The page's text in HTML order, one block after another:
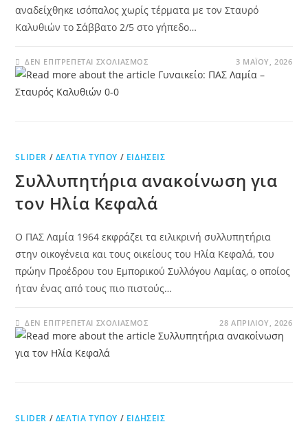
αναδείχθηκε ισόπαλος χωρίς τέρματα με τον Σταυρό
Καλυθιών το Σάββατο 2/5 στο γήπεδο…
ΔΕΝ ΕΠΙΤΡΈΠΕΤΑΙ ΣΧΟΛΙΑΣΜΌΣ 3 ΜΑΪ́ΟΥ, 2026
SLIDER / ΔΕΛΤΊΑ ΤΎΠΟΥ / ΕΙΔΉΣΕΙΣ
Συλλυπητήρια ανακοίνωση για
τον Ηλία Κεφαλά
Ο ΠΑΣ Λαμία 1964 εκφράζει τα ειλικρινή συλλυπητήρια
στην οικογένεια και τους οικείους του Ηλία Κεφαλά, του
πρώην Προέδρου του Εμπορικού Συλλόγου Λαμίας, ο οποίος
ήταν ένας από τους πιο πιστούς…
ΔΕΝ ΕΠΙΤΡΈΠΕΤΑΙ ΣΧΟΛΙΑΣΜΌΣ 28 ΑΠΡΙΛΊΟΥ, 2026
SLIDER / ΔΕΛΤΊΑ ΤΎΠΟΥ / ΕΙΔΉΣΕΙΣ